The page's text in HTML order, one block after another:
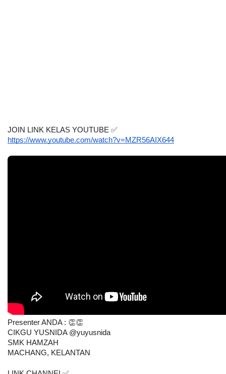
JOIN LINK KELAS YOUTUBE ✅
https://www.youtube.com/watch?v=MZR56AIX644
Presenter ANDA : 👏👏
CIKGU YUSNIDA @yuyusnida
SMK HAMZAH
MACHANG, KELANTAN